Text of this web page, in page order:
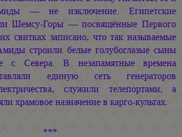
— не изключение. Египетские
Шемсу-Горы — посвящённые Первого
свитках записано, что так называемые
строили белые голубоглазые сыны
с Севера. В незапамятные времена
единую сеть генераторов
служили телепортами, а
храмовое назначение в карго-культах.
***